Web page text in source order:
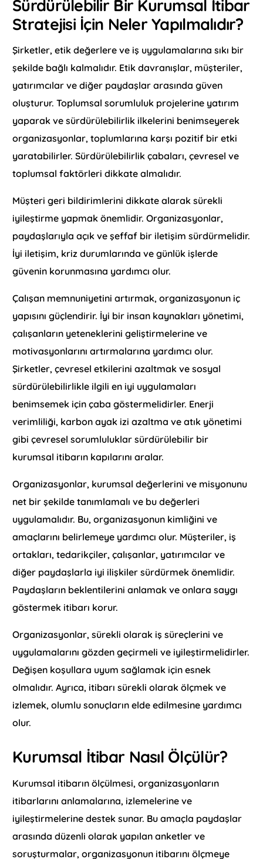
Sürdürülebilir Bir Kurumsal İtibar
Stratejisi İçin Neler Yapılmalıdır?
Şirketler, etik değerlere ve iş uygulamalarına sıkı bir
şekilde bağlı kalmalıdır. Etik davranışlar, müşteriler,
yatırımcılar ve diğer paydaşlar arasında güven
oluşturur. Toplumsal sorumluluk projelerine yatırım
yaparak ve sürdürülebilirlik ilkelerini benimseyerek
organizasyonlar, toplumlarına karşı pozitif bir etki
yaratabilirler. Sürdürülebilirlik çabaları, çevresel ve
toplumsal faktörleri dikkate almalıdır.
Müşteri geri bildirimlerini dikkate alarak sürekli
iyileştirme yapmak önemlidir. Organizasyonlar,
paydaşlarıyla açık ve şeffaf bir iletişim sürdürmelidir.
İyi iletişim, kriz durumlarında ve günlük işlerde
güvenin korunmasına yardımcı olur.
Çalışan memnuniyetini artırmak, organizasyonun iç
yapısını güçlendirir. İyi bir insan kaynakları yönetimi,
çalışanların yeteneklerini geliştirmelerine ve
motivasyonlarını artırmalarına yardımcı olur.
Şirketler, çevresel etkilerini azaltmak ve sosyal
sürdürülebilirlikle ilgili en iyi uygulamaları
benimsemek için çaba göstermelidirler. Enerji
verimliliği, karbon ayak izi azaltma ve atık yönetimi
gibi çevresel sorumluluklar sürdürülebilir bir
kurumsal itibarın kapılarını aralar.
Organizasyonlar, kurumsal değerlerini ve misyonunu
net bir şekilde tanımlamalı ve bu değerleri
uygulamalıdır. Bu, organizasyonun kimliğini ve
amaçlarını belirlemeye yardımcı olur. Müşteriler, iş
ortakları, tedarikçiler, çalışanlar, yatırımcılar ve
diğer paydaşlarla iyi ilişkiler sürdürmek önemlidir.
Paydaşların beklentilerini anlamak ve onlara saygı
göstermek itibarı korur.
Organizasyonlar, sürekli olarak iş süreçlerini ve
uygulamalarını gözden geçirmeli ve iyileştirmelidirler.
Değişen koşullara uyum sağlamak için esnek
olmalıdır. Ayrıca, itibarı sürekli olarak ölçmek ve
izlemek, olumlu sonuçların elde edilmesine yardımcı
olur.
Kurumsal İtibar Nasıl Ölçülür?
Kurumsal itibarın ölçülmesi, organizasyonların
itibarlarını anlamalarına, izlemelerine ve
iyileştirmelerine destek sunar. Bu amaçla paydaşlar
arasında düzenli olarak yapılan anketler ve
soruşturmalar, organizasyonun itibarını ölçmeye